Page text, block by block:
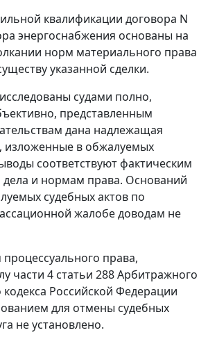
квалификации договора N
энергоснабжения основаны на
норм материального права
указанной сделки.
судами полно,
представленным
дана надлежащая
изложенные в обжалуемых
соответствуют фактическим
дела и нормам права. Оснований
судебных актов по
жалобе доводам не
права,
части 4 статьи 288Арбитражного
кодекса Российской Федерации
для отмены судебных
не установлено.